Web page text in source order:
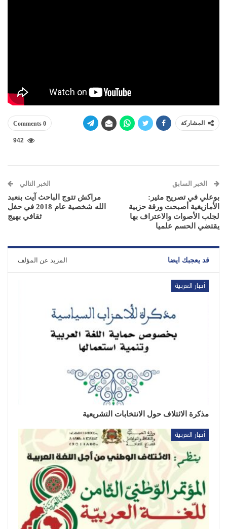
المشاركة 0 Comments
942
الخبر السابق
بوعلي في تصريح مثير:
الأمازيغية أصبحت ورقة حزبية
لجلب الأصوات والاعتراف بها
يقتضي الحسم علميا
الخبر التالي
مراكش تتوج الباحث آيت بنعبد
الله شخصية عام 2018 في حفل
ثقافي بهيج
قد يعجبك ايضا المزيد عن المؤلف
أخبار العربية
مذكرة الائتلاف حول الانتخابات التشريعية
أخبار العربية